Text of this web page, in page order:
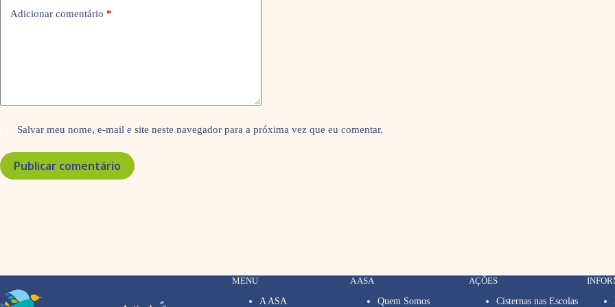
Adicionar comentário *
Salvar meu nome, e-mail e site neste navegador para a próxima vez que eu comentar.
Publicar comentário
MENU
A ASA
A ASA
Quem Somos
AÇÕES
Cisternas nas Escolas